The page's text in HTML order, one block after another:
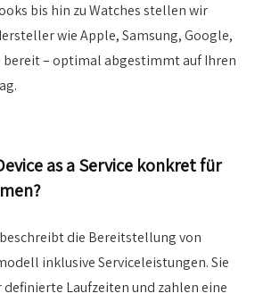
bis hin zu Watches stellen wir
wie Apple, Samsung, Google,
bereit – optimal abgestimmt auf Ihren
as a Service konkret für
beschreibt die Bereitstellung von
inklusive Serviceleistungen. Sie
definierte Laufzeiten und zahlen eine